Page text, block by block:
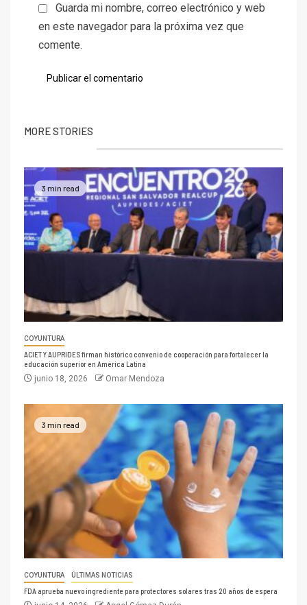
Guarda mi nombre, correo electrónico y web
en este navegador para la próxima vez que
comente.
MORE STORIES
3 min read
COYUNTURA
ACIET Y AUPRIDES firman histórico convenio de cooperación para fortalecer la
educación superior en América Latina
junio 18, 2026 Omar Mendoza
3 min read
COYUNTURA ÚLTIMAS NOTICIAS
FDA aprueba nuevo ingrediente para protectores solares tras 20 años de espera